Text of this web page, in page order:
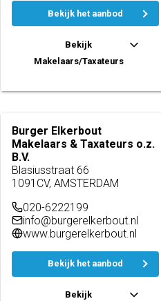
Bekijk het aanbod
Bekijk
Makelaars/Taxateurs
Burger Elkerbout
Makelaars & Taxateurs o.z.
B.V.
Blasiusstraat 66
1091CV, AMSTERDAM
020-6222199
info@burgerelkerbout.nl
www.burgerelkerbout.nl
Bekijk het aanbod
Bekijk